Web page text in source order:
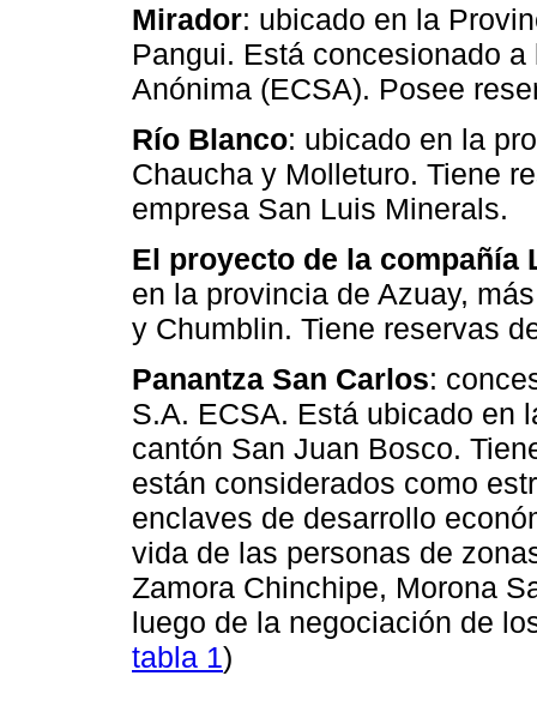
Mirador: ubicado en la
Pangui. Está concesionado
Anónima (ECSA). Posee
Río Blanco: ubicado en la
Chaucha y Molleturo. Tiene
empresa San Luis Minerals.
El proyecto de la compañía
en la provincia de Azuay,
y Chumblin. Tiene reservas
Panantza San Carlos:
S.A. ECSA. Está ubicado en
cantón San Juan Bosco.
están considerados como
enclaves de desarrollo
vida de las personas de
Zamora Chinchipe, Morona
luego de la negociación de
tabla 1)